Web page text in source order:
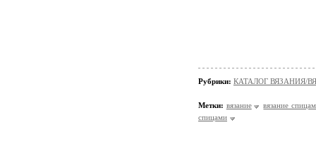
Рубрики: КАТАЛОГ ВЯЗАНИЯ/
Метки: вязание
вязание
спицами